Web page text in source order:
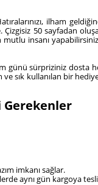
ilham
50 sayfadan
insanı
günü sürpriziniz
kullanılan bir
Gerekenler
imkanı sağlar.
aynı gün kargoya